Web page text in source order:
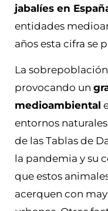
jabalíes en
entidades
años esta cifra se
La
provocando un
medioambiental
entornos
de las Tablas de
la pandemia y su
que estos
acerquen con